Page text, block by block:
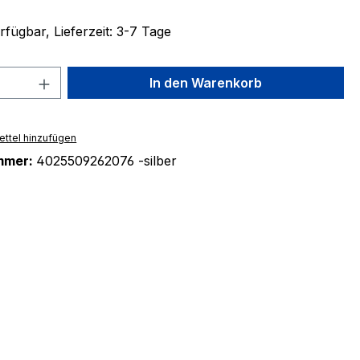
Lieferzeit: 3-7 Tage
Anzahl: Gib den gewünschten Wert
In den Warenkorb
hinzufügen
4025509262076 -silber